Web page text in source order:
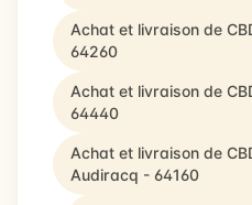
Achat et livraison de
64260
Achat et livraison de
64440
Achat et livraison de
Audiracq - 64160